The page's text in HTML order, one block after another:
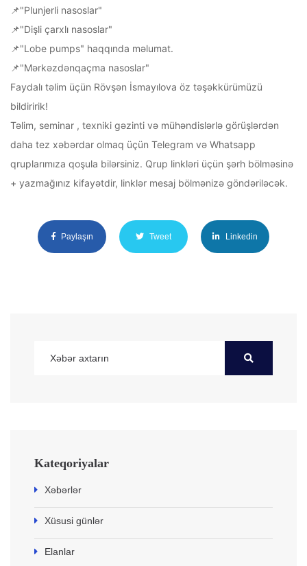
📌"Plunjerli nasoslar"
📌"Dişli çarxlı nasoslar"
📌"Lobe pumps" haqqında məlumat.
📌"Mərkəzdənqaçma nasoslar"
Faydalı təlim üçün Rövşən İsmayılova öz təşəkkürümüzü
bildiririk!
Təlim, seminar , texniki gəzinti və mühəndislərlə görüşlərdən
daha tez xəbərdar olmaq üçün Telegram və Whatsapp
qruplarımıza qoşula bilərsiniz. Qrup linkləri üçün şərh bölməsinə
+ yazmağınız kifayətdir, linklər mesaj bölmənizə göndəriləcək.
Paylaşın Tweet Linkedin
Kateqoriyalar
Xəbərlər
Xüsusi günlər
Elanlar